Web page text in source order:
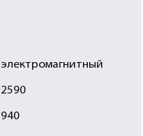
электромагнитный
2590
940